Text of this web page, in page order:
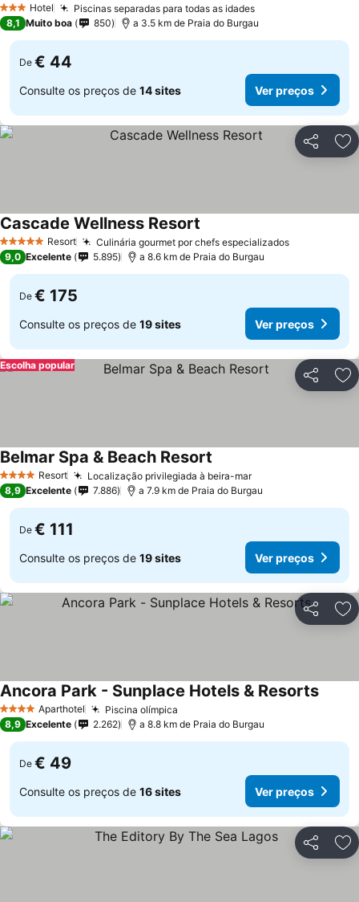
3 EstrelasHotel Piscinas separadas para todas as idades
8,1 Muito boa 850 a 3.5 km de Praia do Burgau
De € 44
Consulte os preços de 14 sites Ver preços
Partilhar
5 Estrelas Resort Culinária gourmet por chefs especializados
Cascade Wellness Resort
9,0 Excelente 5.895 a 8.6 km de Praia do Burgau
De € 175
Consulte os preços de 19 sites Ver preços
Partilhar
Escolha popular
4 EstrelasResort Localização privilegiada à beira-mar
Belmar Spa & Beach Resort
8,9 Excelente 7.886 a 7.9 km de Praia do Burgau
De € 111
Consulte os preços de 19 sites Ver preços
Partilhar
4 EstrelasAparthotel Piscina olímpica
Ancora Park - Sunplace Hotels & Resorts
8,9 Excelente 2.262 a 8.8 km de Praia do Burgau
De € 49
Consulte os preços de 16 sites Ver preços
Partilhar